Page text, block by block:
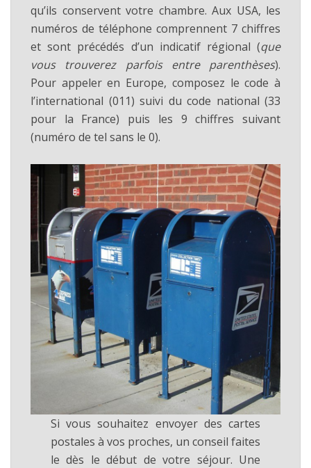
qu’ils conservent votre chambre. Aux USA, les
numéros de téléphone comprennent 7 chiffres
et sont précédés d’un indicatif régional (que
vous trouverez parfois entre parenthèses).
Pour appeler en Europe, composez le code à
l’international (011) suivi du code national (33
pour la France) puis les 9 chiffres suivant
(numéro de tel sans le 0).
Si vous souhaitez envoyer des cartes
postales à vos proches, un conseil faites
le dès le début de votre séjour. Une